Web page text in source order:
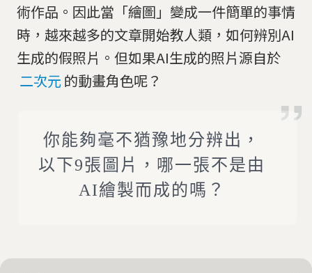
術作品。因此當「繪圖」變成一件簡單的事情
時，越來越多的文章開始教人類，如何辨別AI
生成的假照片。但如果AI生成的照片源自於
二次元 的動畫角色呢？
你能夠毫不猶豫地分辨出，
以下9張圖片，哪一張不是由
AI繪製而成的嗎？